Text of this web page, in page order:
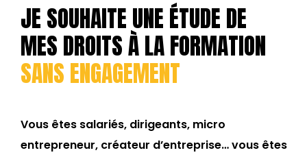
JE SOUHAITE UNE ÉTUDE DE
MES DROITS À LA FORMATION
SANS ENGAGEMENT
Vous êtes salariés, dirigeants, micro
entrepreneur, créateur d’entreprise… vous êtes